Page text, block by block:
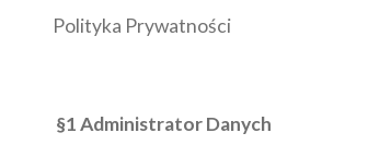
Polityka Prywatności
§1 Administrator Danych